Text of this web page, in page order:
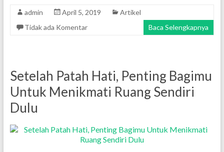
admin April 5, 2019
Artikel
Tidak ada Komentar
Baca Selengkapnya
Setelah Patah Hati, Penting Bagimu
Untuk Menikmati Ruang Sendiri
Dulu